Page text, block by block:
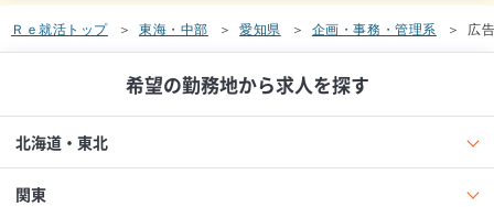
Ｒｅ就活トップ 東海・中部 愛知県 企画・事務・管理系 広
希望の勤務地から求人を探す
北海道・東北
関東